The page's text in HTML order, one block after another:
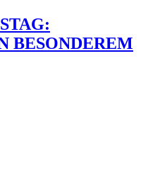
BESONDEREM